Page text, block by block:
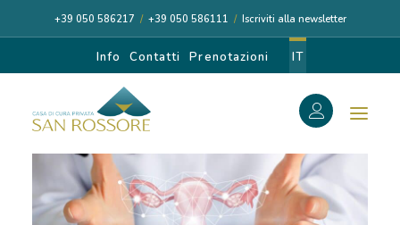
+39 050 586217 / +39 050 586111 / Iscriviti alla newsletter
Info Contatti Prenotazioni IT
Search
for: